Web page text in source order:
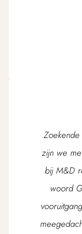
zijn we
bij M&D
woord